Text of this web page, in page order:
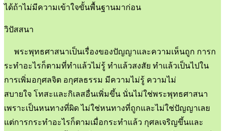
ได้ถ้าไม่มีความเข้าใจขั้นพื้นฐานมาก่อน
วิปัสสนา
พระพุทธศาสนาเป็นเรื่องของปัญญาและความเห็นถูก การก
ระทำอะไรก็ตามที่ทำแล้วไม่รู้ ทำแล้วสงสัย ทำแล้วเป็นไปใน
การเพิ่มอกุศลจิต อกุศลธรรม มีความไม่รู้ ความไม่
สบายใจ โทสะและกิเลสอื่นเพิ่มขึ้น นั่นไม่ใช่พระพุทธศาสนา
เพราะเป็นหนทางที่ผิด ไม่ใช่หนทางที่ถูกและไม่ใช่ปัญญาเลย
แต่การกระทำอะไรก็ตามเมื่อกระทำแล้ว กุศลเจริญขึ้นและ